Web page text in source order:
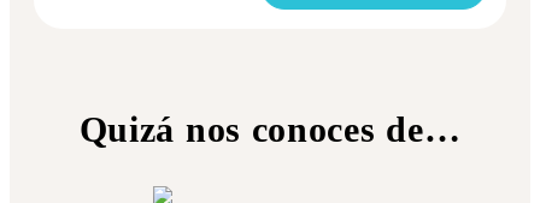
Quizá nos conoces de…